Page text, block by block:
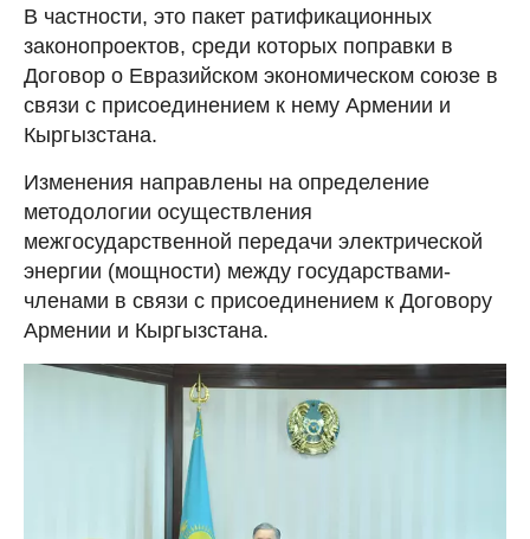
В частности, это пакет ратификационных
законопроектов, среди которых поправки в
Договор о Евразийском экономическом союзе в
связи с присоединением к нему Армении и
Кыргызстана.
Изменения направлены на определение
методологии осуществления
межгосударственной передачи электрической
энергии (мощности) между государствами-
членами в связи с присоединением к Договору
Армении и Кыргызстана.